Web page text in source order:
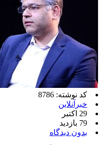
کد نوشته: 8786
خبرآنلاین
29 اکتبر
79 بازدید
بدون دیدگاه